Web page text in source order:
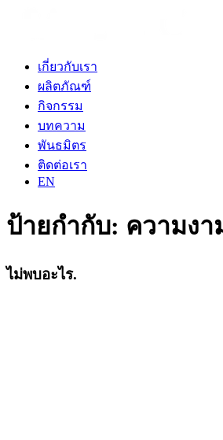
เกี่ยวกับเรา
ผลิตภัณฑ์
กิจกรรม
บทความ
พันธมิตร
ติดต่อเรา
EN
ป้ายกำกับ: ความงา
ไม่พบอะไร.